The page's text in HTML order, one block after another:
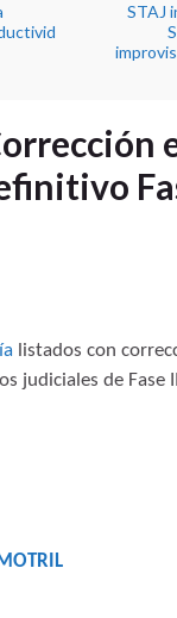
STAJ
listados con
judiciales de Fase